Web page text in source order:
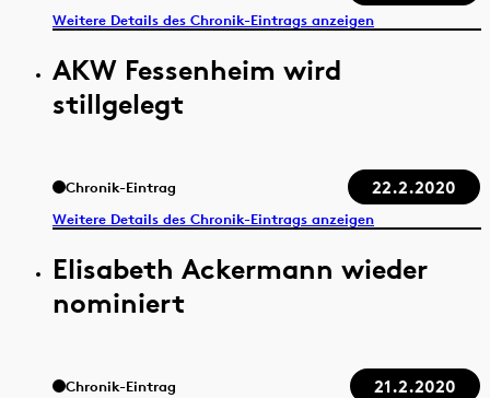
Weitere Details des Chronik-Eintrags anzeigen
AKW Fessenheim wird
stillgelegt
Chronik-Eintrag 22.2.2020
Weitere Details des Chronik-Eintrags anzeigen
Elisabeth Ackermann wieder
nominiert
Chronik-Eintrag 21.2.2020